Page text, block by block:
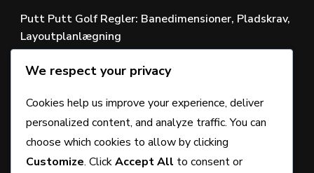
Putt Putt Golf Regler: Banedimensioner, Pladskrav,
Layoutplanlægning
Putt Putt Golf Scoring: Scoring etikette,
Putt Putt Golf Regler: Spilformater, Matchspil,
Variationer af slagspil
We respect your privacy
Cookies help us improve your experience, deliver
personalized content, and analyze traffic. You can
choose which cookies to allow by clicking
Customize. ClickAccept All to consent or